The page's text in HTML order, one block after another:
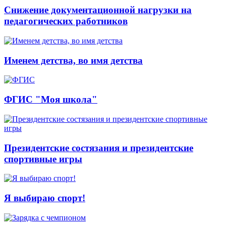
Снижение документационной нагрузки на
педагогических работников
Именем детства, во имя детства
ФГИС "Моя школа"
Президентские состязания и президентские
спортивные игры
Я выбираю спорт!